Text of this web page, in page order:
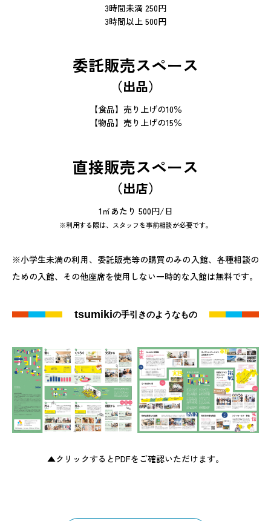
3時間未満 250円
3時間以上 500円
委託販売スペース
（出品）
【食品】売り上げの10％
【物品】売り上げの15％
直接販売スペース
（出店）
1㎡あたり 500円/日
※利用する際は、スタッフを事前相談が必要です。
※小学生未満の利用、委託販売等の購買のみの入館、各種相談の
ための入館、その他座席を使用しない一時的な入館は無料です。
tsumikiの手引きのようなもの
▲クリックするとPDFをご確認いただけます。